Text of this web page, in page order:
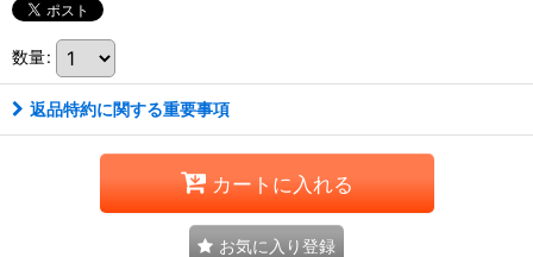
数量:
返品特約に関する重要事項
カートに入れる
お気に入り登録